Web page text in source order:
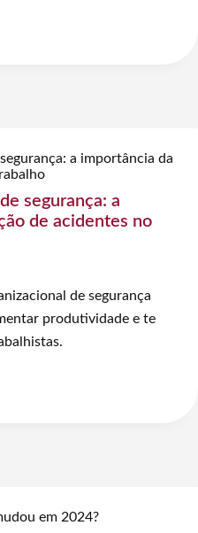
segurança: a
de acidentes no
de segurança
produtividade e te